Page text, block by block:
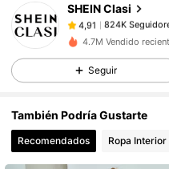
SHEIN Clasi
824K
5***4pagóHace 1
4,91 824K
4.7M Vendido
Seguir
También Podría Gustarte
Recomendados Ropa